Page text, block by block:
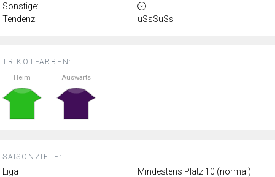
TRIKOTFARBEN:
Heim Auswärts
SAISONZIELE:
Liga
Mindestens Platz 10 (normal)
Sonstige:
Tendenz:
uSsSuSs